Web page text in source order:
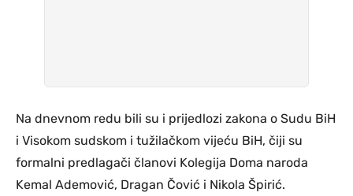
Na dnevnom redu bili su i prijedlozi zakona o Sudu BiH
i Visokom sudskom i tužilačkom vijeću BiH, čiji su
formalni predlagači članovi Kolegija Doma naroda
Kemal Ademović, Dragan Čović i Nikola Špirić.